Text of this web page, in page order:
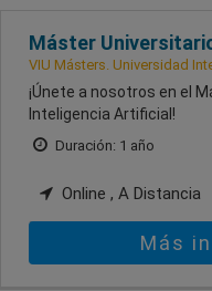
Máster
VIU Másters. Universidad
¡Únete a nosotros en el
Inteligencia Artificial!
Duración: 1 año
Online , A Distancia
Más